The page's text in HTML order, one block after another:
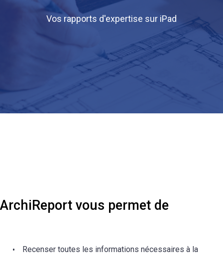
Vos rapports d'expertise sur iPad
ArchiReport vous permet de
Recenser toutes les informations nécessaires à la